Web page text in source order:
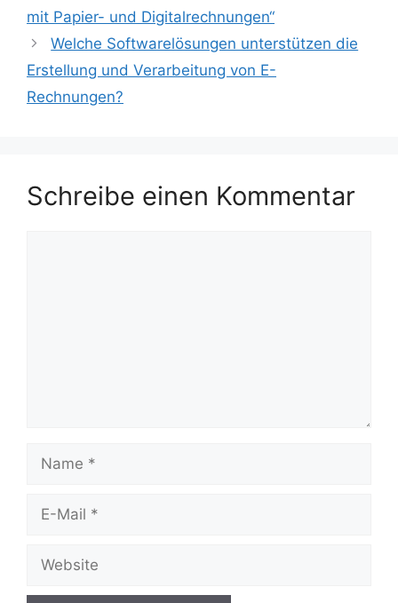
mit Papier- und Digitalrechnungen“
Welche Softwarelösungen unterstützen die
Erstellung und Verarbeitung von E-
Rechnungen?
Schreibe einen Kommentar
Name
Website